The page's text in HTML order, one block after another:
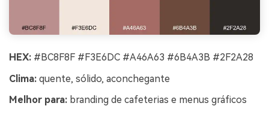
HEX: #BC8F8F #F3E6DC #A46A63 #6B4A3B #2F2A28
Clima: quente, sólido, aconchegante
Melhor para: branding de cafeterias e menus gráficos